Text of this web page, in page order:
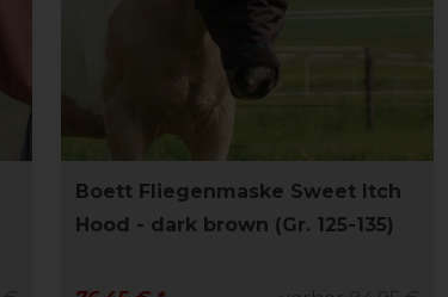
Boett Fliegenmaske Sweet Itch
Hood - dark brown (Gr. 125-135)